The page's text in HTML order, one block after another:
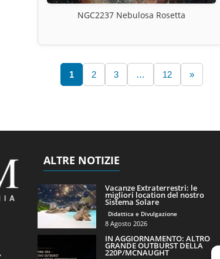
NGC2237 Nebulosa Rosetta
1 2 3 … 12 »
ALTRE NOTIZIE
Vacanze Extraterrestri: le
migliori location del nostro
Sistema Solare
Didattica e Divulgazione
8 Agosto 2026
IN AGGIORNAMENTO: ALTRO
GRANDE OUTBURST DELLA
220P/MCNAUGHT